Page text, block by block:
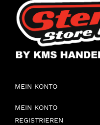
MEIN KONTO
MEIN KONTO
REGISTRIEREN